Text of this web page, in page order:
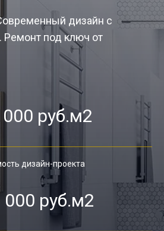
дизайн с
под ключ от
руб.м2
дизайн-проекта
000 руб.м2